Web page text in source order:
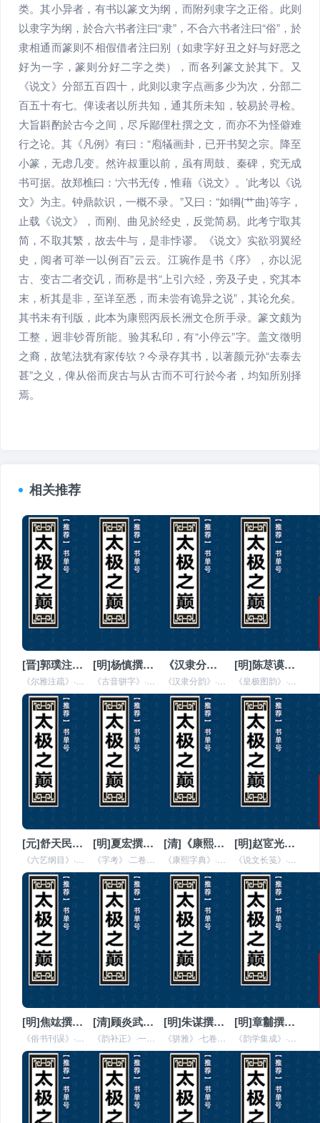
类。其小异者，有书以篆文为纲，而附列隶字之正俗。此则
以隶字为纲，於合六书者注曰“隶”，不合六书者注曰“俗”，於
隶相通而篆则不相假借者注曰别（如隶字好丑之好与好恶之
好为一字，篆则分好二字之类），而各列篆文於其下。又
《说文》分部五百四十，此则以隶字点画多少为次，分部二
百五十有七。俾读者以所共知，通其所未知，较易於寻检。
大旨斟酌於古今之间，尽斥鄙俚杜撰之文，而亦不为怪僻难
行之论。其《凡例》有曰：“庖犠画卦，已开书契之宗。降至
小篆，无虑几变。然许叔重以前，虽有周鼓、秦碑，究无成
书可据。故郑樵曰：‘六书无传，惟藉《说文》。’此考以《说
文》为主。钟鼎款识，一概不录。”又曰：“如犅{艹曲}等字，
止载《说文》，而刚、曲见於经史，反觉简易。此考宁取其
简，不取其繁，故去牛与，是非悖谬。《说文》实欲羽翼经
史，阅者可举一以例百”云云。江琬作是书《序》，亦以泥
古、变古二者交讥，而称是书“上引六经，旁及子史，究其本
末，析其是非，至详至悉，而未尝有诡异之说”，其论允矣。
其书未有刊版，此本为康熙丙辰长洲文仓所手录。篆文颇为
工整，迥非钞胥所能。验其私印，有“小停云”字。盖文徵明
之裔，故笔法犹有家传欤？今录存其书，以著颜元孙“去泰去
甚”之义，俾从俗而戾古与从古而不可行於今者，均知所别择
焉。
相关推荐
[晋]郭璞注《尔雅注疏》全文在线阅读 [明]杨慎撰《古音骈字》全文在线阅读 《汉隶分韵》全文在线阅读 [明]陈荩谟撰《皇极图韵》全文在线阅读
[元]舒天民撰《六艺纲目》全文在线阅读 [明]夏宏撰《字考》全文在线阅读 [清]《康熙字典》全文在线阅读 [明]赵宧光撰《说文长笺》全文在线阅读
[明]焦竑撰《俗书刊误》全文在线阅读 [清]顾炎武撰《韵补正》全文在线阅读 [明]朱谋撰《骈雅》全文在线阅读 [明]章黼撰《韵学集成》全文在线阅读